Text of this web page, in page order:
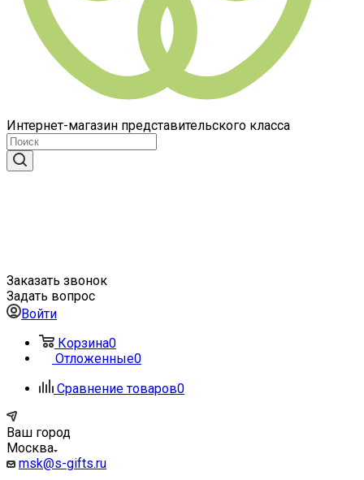
Интернет-магазин представительского класса
Заказать звонок
Задать вопрос
Войти
Корзина0
Отложенные0
Сравнение товаров0
Ваш город
Москва
msk@s-gifts.ru